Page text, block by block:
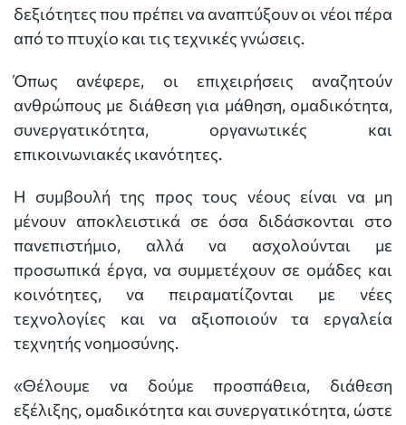
δεξιότητες που πρέπει να αναπτύξουν οι νέοι πέρα
από το πτυχίο και τις τεχνικές γνώσεις.
Όπως ανέφερε, οι επιχειρήσεις αναζητούν
ανθρώπους με διάθεση για μάθηση, ομαδικότητα,
συνεργατικότητα, οργανωτικές και
επικοινωνιακές ικανότητες.
Η συμβουλή της προς τους νέους είναι να μη
μένουν αποκλειστικά σε όσα διδάσκονται στο
πανεπιστήμιο, αλλά να ασχολούνται με
προσωπικά έργα, να συμμετέχουν σε ομάδες και
κοινότητες, να πειραματίζονται με νέες
τεχνολογίες και να αξιοποιούν τα εργαλεία
τεχνητής νοημοσύνης.
«Θέλουμε να δούμε προσπάθεια, διάθεση
εξέλιξης, ομαδικότητα και συνεργατικότητα, ώστε